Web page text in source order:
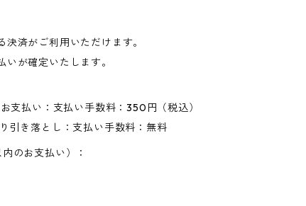
済がご利用いただけます。
が確定いたします。
支払い：支払い手数料：350円（税込）
引き落とし：支払い手数料：無料
のお支払い）：